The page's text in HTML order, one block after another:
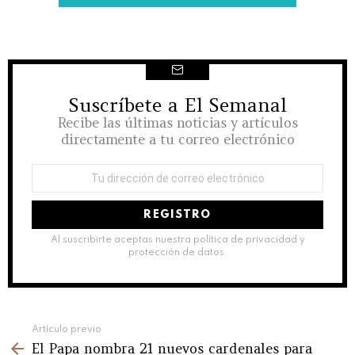
NEWSLETTER
Suscríbete a El Semanal
Recibe las últimas noticias y artículos
directamente a tu correo electrónico
correo
Al suscribirte aceptas nuestra política de privacidad y
protección de datos.
more
Artículo previo
El Papa nombra 21 nuevos cardenales para